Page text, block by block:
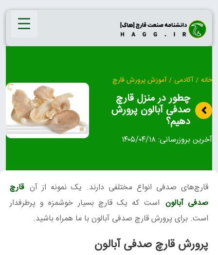
Skip
content
خانه / آکادمی / آموزش پرورش قارچ
چطور در منزل قارچ
صدفی آبالون پرورش
دهیم؟
آخرین بروزرسانی:۱۴۰۵/۰۴/۱۸
قارچ‌های صدفی انواع مختلفی دارند. یک نمونه از آن قارچ
صدفی آبالون است که یک قارچ بسیار خوشمزه و پرطرفدار
است. برای پرورش قارچ صدفی آبالون با ما همراه باشید.
پرورش قارچ صدفی آبالون